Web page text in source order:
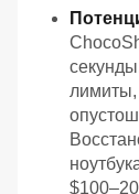
лимиты,